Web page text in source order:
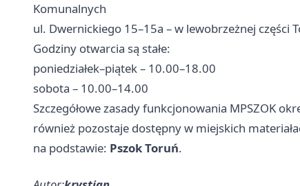
Komunalnych
ul. Dwernickiego 15–15a – w lewobrzeżnej części
Godziny otwarcia są stałe:
poniedziałek–piątek – 10.00–18.00
sobota – 10.00–14.00
Szczegółowe zasady funkcjonowania MPSZOK
również pozostaje dostępny w miejskich
na podstawie: Pszok Toruń.